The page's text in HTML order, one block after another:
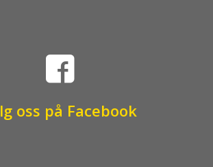

oss på Facebook